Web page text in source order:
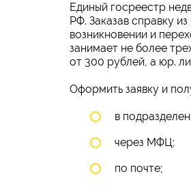
Единый госреестр
РФ. Заказав справку
возникновении и
занимает не более
от 300 рублей, а юр.
Оформить заявку и
в
через МФЦ;
по почте;